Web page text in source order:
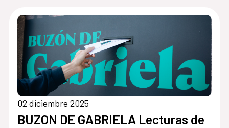
02 diciembre 2025
BUZON DE GABRIELA Lecturas de